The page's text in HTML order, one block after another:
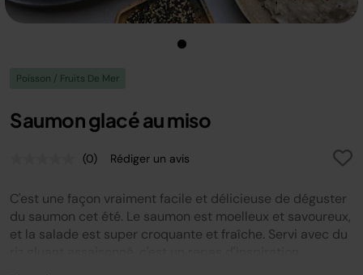
Poisson / Fruits De Mer
Saumon glacé au miso
Aucune
notation.
Lien
sur
la
(0) Rédiger un avis
C'est une façon vraiment facile et délicieuse de déguster
du saumon cet été. Le saumon est moelleux et savoureux,
et la salade est super croquante et fraîche. Servi avec du